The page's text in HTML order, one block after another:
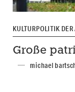
KULTURPOLITIK DER
Große
michael